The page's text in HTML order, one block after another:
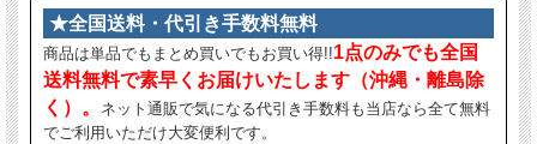
★全国送料・代引き手数料無料
商品は単品でもまとめ買いでもお買い得!!1点のみでも全国
送料無料で素早くお届けいたします（沖縄・離島除
く）。
ネット通販で気になる代引き手数料も当店なら全て無料
でご利用いただけ大変便利です。